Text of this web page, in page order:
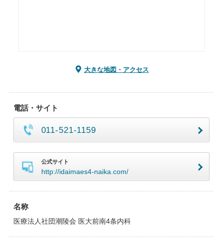
大きな地図・アクセス
電話・サイト
011-521-1159
公式サイト
http://idaimaes4-naika.com/
名称
医療法人社団潮陵会 医大前南4条内科